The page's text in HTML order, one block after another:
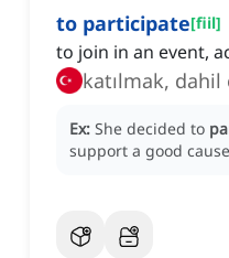
to participate[fiil]
to join in an event,
katılmak, dahil
Ex: She decided to
support a good